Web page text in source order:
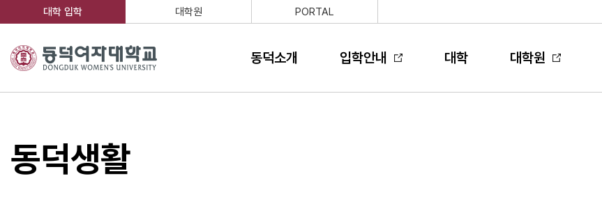
주메뉴 바로가기
본문 바로가기대학 입학 대학원 PORTAL
동덕소개 입학안내 대학 대학원
동덕생활